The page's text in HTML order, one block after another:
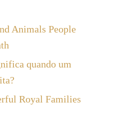
Animals People
quando um
Royal Families